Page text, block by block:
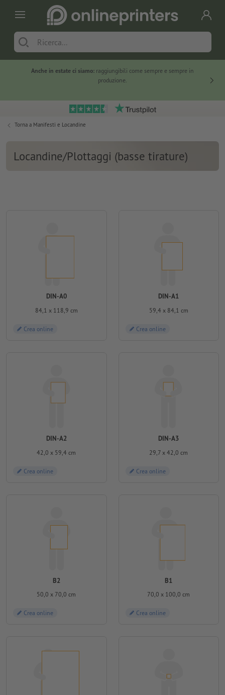
Anche in estate ci siamo: raggiungibili come sempre e sempre in
produzione.
Torna a Manifesti e Locandine
Locandine/Plottaggi (basse tirature)
DIN-A0
84,1 x 118,9 cm
Crea online
DIN-A1
59,4 x 84,1 cm
Crea online
DIN-A2
42,0 x 59,4 cm
Crea online
DIN-A3
29,7 x 42,0 cm
Crea online
B2
50,0 x 70,0 cm
Crea online
B1
70,0 x 100,0 cm
Crea online